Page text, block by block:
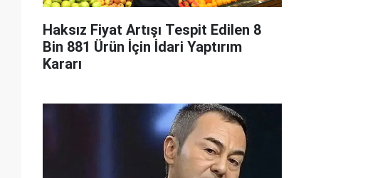
Haksız Fiyat Artışı Tespit Edilen 8
Bin 881 Ürün İçin İdari Yaptırım
Kararı